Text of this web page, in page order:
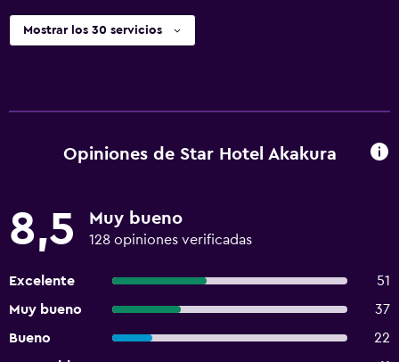
Mostrar los 30 servicios
Opiniones de Star Hotel Akakura
8,5 Muy bueno
128 opiniones verificadas
Excelente
51
Muy bueno
37
Bueno
22